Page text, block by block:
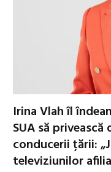
Irina Vlah îl
SUA să
conducerii țării:
televiziunilor